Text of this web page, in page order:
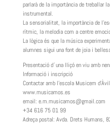
parlarà de la importància de treballar
instrumental.
La sensorialitat, la importància de
rítmic, la melodia com a centre
La lògica és que la música
alumnes sigui una font de joia i
Presentació d´una lliçó en viu amb
Informació i inscripció
Contactar amb l’escola Musicem
www.musicamos.es
email: e.m.musicamos@gmail.com
+34 616 75 01 99
Adreça postal: Avda. Drets Humans,